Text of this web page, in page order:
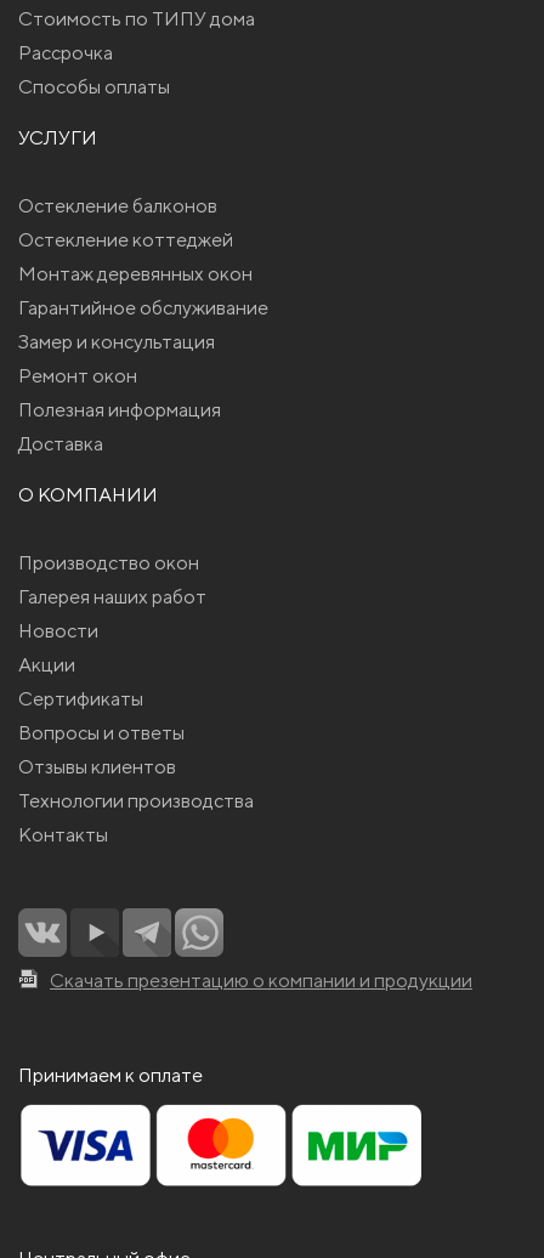
Стоимость по ТИПУ дома
Рассрочка
Способы оплаты
УСЛУГИ
Остекление балконов
Остекление коттеджей
Монтаж деревянных окон
Гарантийное обслуживание
Замер и консультация
Ремонт окон
Полезная информация
Доставка
О КОМПАНИИ
Производство окон
Галерея наших работ
Новости
Акции
Сертификаты
Вопросы и ответы
Отзывы клиентов
Технологии производства
Контакты
Скачать презентацию о компании и продукции
Принимаем к оплате